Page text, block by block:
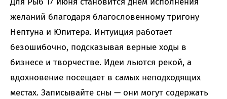
желаний благодаря благословенному тригону
Нептуна и Юпитера. Интуиция работает
безошибочно, подсказывая верные ходы в
бизнесе и творчестве. Идеи льются рекой, а
вдохновение посещает в самых неподходящих
местах. Записывайте сны — они могут содержать